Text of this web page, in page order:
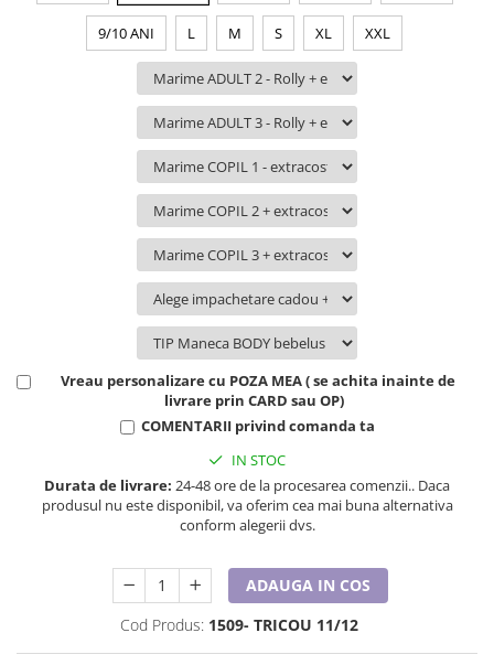
Pijamale de barbati
Halate si capoate
Halate si pijamale Family
Seturi elegante femei
Pijamale BIG SIZE femei
Cadouri ocazii speciale
Tricouri de cuplu Valentine's Day
Valentine's Day
Cadouri pentru Bunici
Cadouri Craciun
Cadouri pentru Mama
Cadouri pentru profesori sau absolventi
Cadouri de Paște
Cadouri Traditionale Romanesti
8 Martie
9/10 ANI L M S XL XXL
Vreau personalizare cu POZA MEA ( se achita inainte de
livrare prin CARD sau OP)
COMENTARII privind comanda ta
IN STOC
Durata de livrare: 24-48 ore de la procesarea comenzii.. Daca
produsul nu este disponibil, va oferim cea mai buna alternativa
conform alegerii dvs.
ADAUGA IN COS
Cod Produs: 1509- TRICOU 11/12